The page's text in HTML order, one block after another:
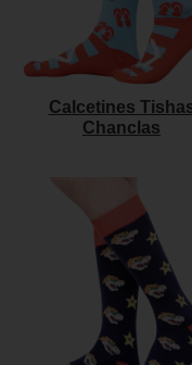
Calcetines
Chanclas